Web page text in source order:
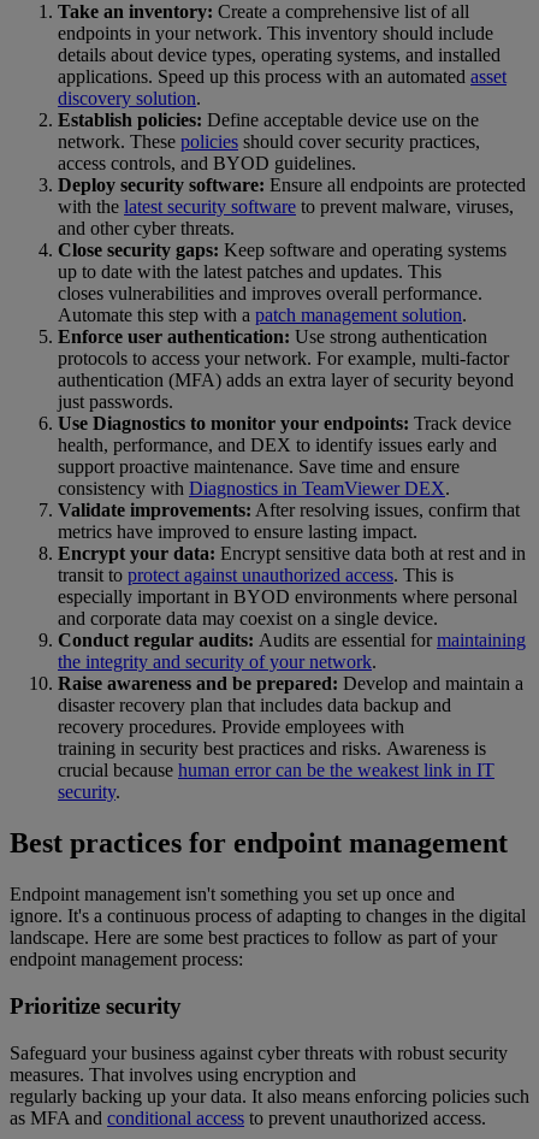
Take an inventory: Create a comprehensive list of all
endpoints in your network. This inventory should include
details about device types, operating systems, and installed
applications. Speed up this process with an automated asset
discovery solution.
Establish policies: Define acceptable device use on the
network. These policies should cover security practices,
access controls, and BYOD guidelines.
Deploy security software: Ensure all endpoints are protected
with the latest security software to prevent malware, viruses,
and other cyber threats.
Close security gaps: Keep software and operating systems
up to date with the latest patches and updates. This
closes vulnerabilities and improves overall performance.
Automate this step with a patch management solution.
Enforce user authentication: Use strong authentication
protocols to access your network. For example, multi-factor
authentication (MFA) adds an extra layer of security beyond
just passwords.
Use Diagnostics to monitor your endpoints: Track device
health, performance, and DEX to identify issues early and
support proactive maintenance. Save time and ensure
consistency with Diagnostics in TeamViewer DEX.
Validate improvements: After resolving issues, confirm that
metrics have improved to ensure lasting impact.
Encrypt your data: Encrypt sensitive data both at rest and in
transit to protect against unauthorized access. This is
especially important in BYOD environments where personal
and corporate data may coexist on a single device.
Conduct regular audits: Audits are essential formaintaining
the integrity and security of your network.
Raise awareness and be prepared: Develop and maintain a
disaster recovery plan that includes data backup and
recovery procedures. Provide employees with
training in security best practices and risks. Awareness is
crucial because human error can be the weakest link in IT
security.
Best practices for endpoint management
Endpoint management isn't something you set up once and
ignore. It's a continuous process of adapting to changes in the digital
landscape. Here are some best practices to follow as part of your
endpoint management process:
Prioritize security
Safeguard your business against cyber threats with robust security
measures. That involves using encryption and
regularly backing up your data. It also means enforcing policies such
as MFA and conditional access to prevent unauthorized access.